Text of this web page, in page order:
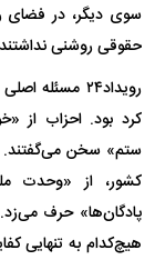
سوی دیگر، در فضای
حقوقی روشنی
رویداد۲۴
کرد بود. احزاب از
ستم» سخن می‌گفتند.
کشور، از «وحدت
پادگان‌ها» حرف
هیچ‌کدام به تنهایی